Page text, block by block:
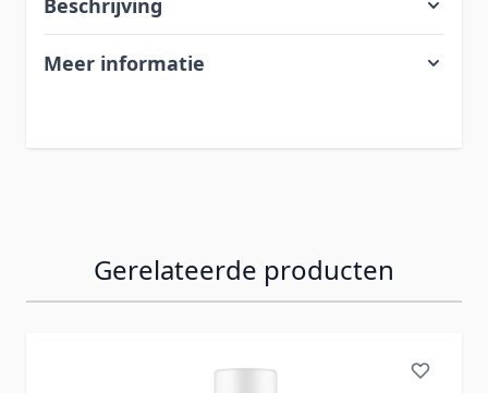
Meer informatie
Gerelateerde producten